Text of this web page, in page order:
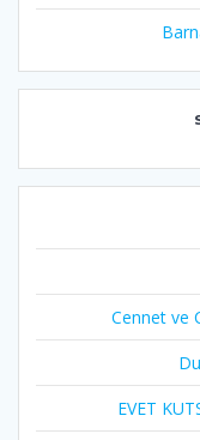
Cennet ve
EVET